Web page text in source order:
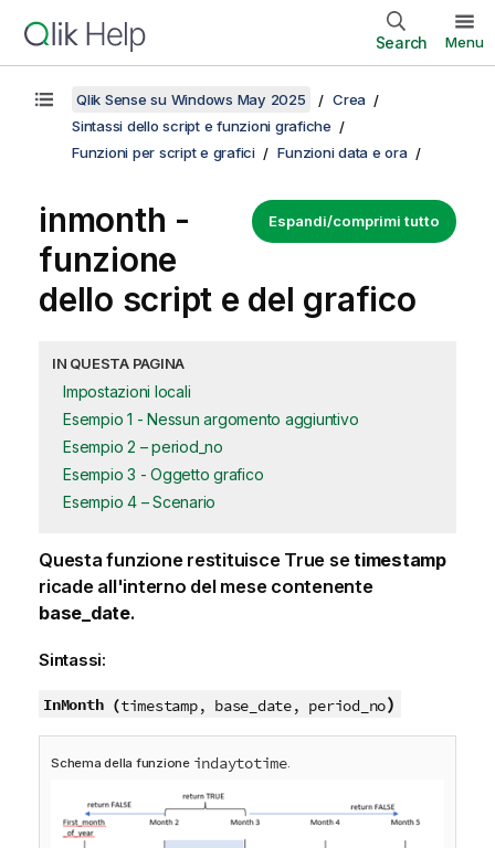
Search Menu
Qlik Sense su Windows May 2025
Crea
Sintassi dello script e funzioni grafiche
Funzioni per script e grafici
Funzioni data e ora
Espandi/comprimi tutto
inmonth -
funzione
dello script e del grafico
IN QUESTA PAGINA
Impostazioni locali
Esempio 1 - Nessun argomento aggiuntivo
Esempio 2 – period_no
Esempio 3 - Oggetto grafico
Esempio 4 – Scenario
Questa funzione restituisce True se timestamp
ricade all'interno del mese contenente
base_date.
Sintassi:
InMonth (timestamp, base_date, period_no)
Schema della funzione indaytotime.